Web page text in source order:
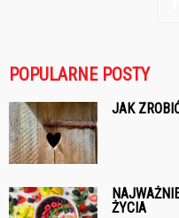
POPULARNE POSTY
JAK
ŻYCIA